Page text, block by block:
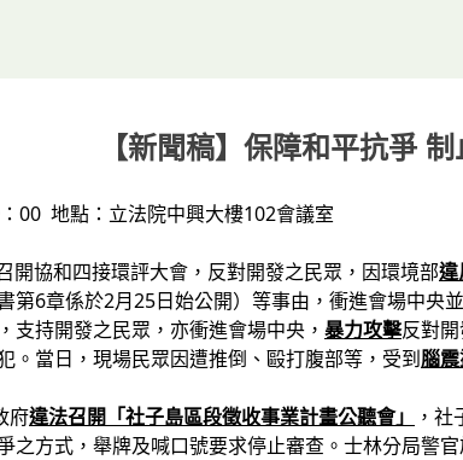
【新聞稿】保障和平抗爭
00 地點：立法院中興大樓102會議室
開協和四接環評大會，反對開發之民眾，因環境部違
第6章係於2月25日始公開）等事由，衝進會場中央
支持開發之民眾，亦衝進會場中央， 暴力攻擊反對
。當日，現場民眾因遭推倒、毆打腹部等，受到腦
府違法召開「社子島區段徵收事業計畫公聽會」
，
之方式，舉牌及喊口號要求停止審查。士林分局警